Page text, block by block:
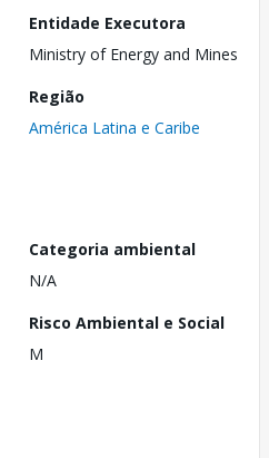
Entidade Executora
Ministry of Energy and Mines
Região
América Latina e Caribe
Categoria ambiental
N/A
Risco Ambiental e Social
M